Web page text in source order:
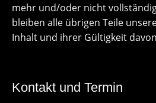
mehr und/oder nicht
bleiben alle übrigen Teile
Inhalt und ihrer Gültigkeit
Kontakt und Termin